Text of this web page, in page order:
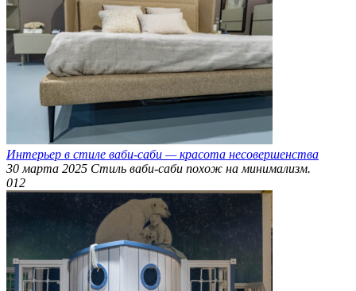
Интерьер в стиле ваби-саби — красота несовершенства
30 марта 2025 Стиль ваби-саби похож на минимализм.
012